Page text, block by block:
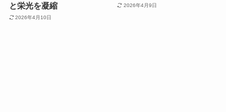
と栄光を凝縮
2026年4月10日
2026年4月9日